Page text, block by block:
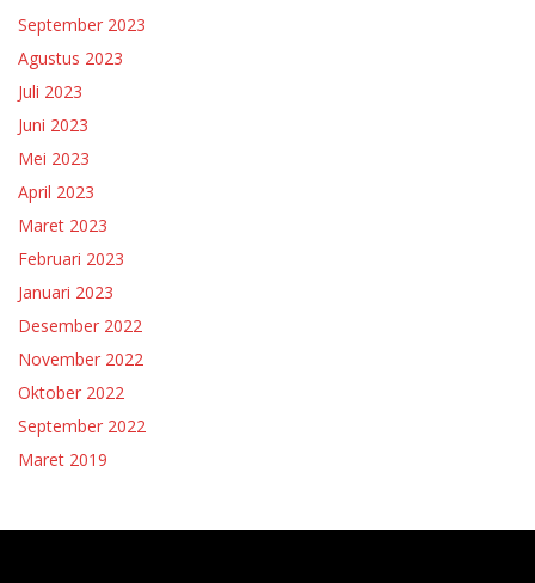
September 2023
Agustus 2023
Juli 2023
Juni 2023
Mei 2023
April 2023
Maret 2023
Februari 2023
Januari 2023
Desember 2022
November 2022
Oktober 2022
September 2022
Maret 2019